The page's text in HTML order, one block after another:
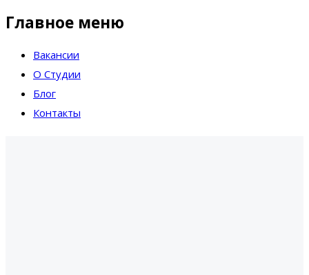
Главное меню
Вакансии
О Студии
Блог
Контакты